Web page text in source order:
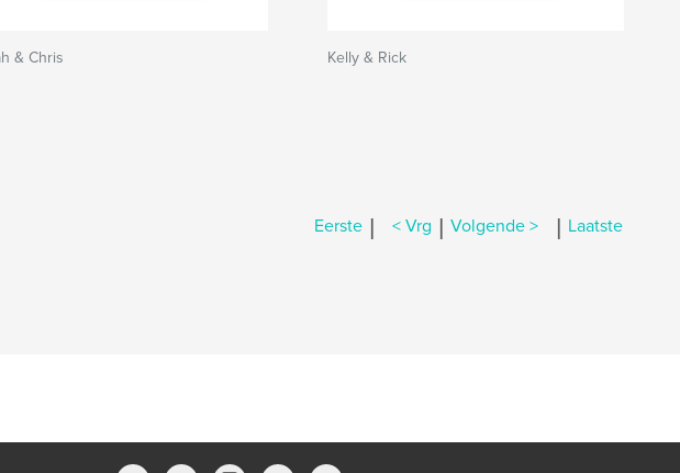
& Chris Kelly & Rick
Eerste | < Vrg | Volgende > | Laatste